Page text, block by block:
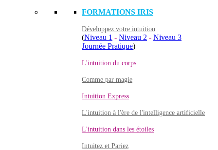
FORMATIONS IRIS
Développez votre intuition
(Niveau 1 - Niveau 2 - Niveau 3
Journée Pratique)
L'intuition du corps
Comme par magie
Intuition Express
L'intuition à l'ère de l'intelligence artificielle
L'intuition dans les étoiles
Intuitez et Pariez